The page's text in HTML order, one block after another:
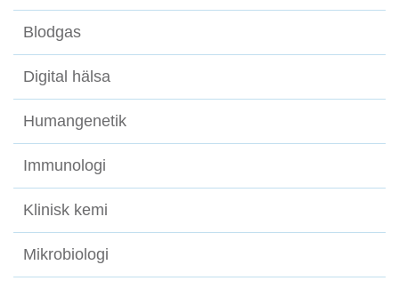
Blodgas
Digital hälsa
Humangenetik
Immunologi
Klinisk kemi
Mikrobiologi